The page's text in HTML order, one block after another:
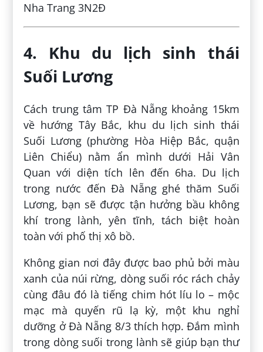
Nha Trang 3N2Đ
4. Khu du lịch sinh thái
Suối Lương
Cách trung tâm TP Đà Nẵng khoảng 15km
về hướng Tây Bắc, khu du lịch sinh thái
Suối Lương (phường Hòa Hiệp Bắc, quận
Liên Chiểu) nằm ẩn mình dưới Hải Vân
Quan với diện tích lên đến 6ha. Du lịch
trong nước đến Đà Nẵng ghé thăm Suối
Lương, bạn sẽ được tận hưởng bầu không
khí trong lành, yên tĩnh, tách biệt hoàn
toàn với phố thị xô bồ.
Không gian nơi đây được bao phủ bởi màu
xanh của núi rừng, dòng suối róc rách chảy
cùng đâu đó là tiếng chim hót líu lo – mộc
mạc mà quyến rũ lạ kỳ, một khu nghỉ
dưỡng ở Đà Nẵng 8/3 thích hợp. Đắm mình
trong dòng suối trong lành sẽ giúp bạn thư